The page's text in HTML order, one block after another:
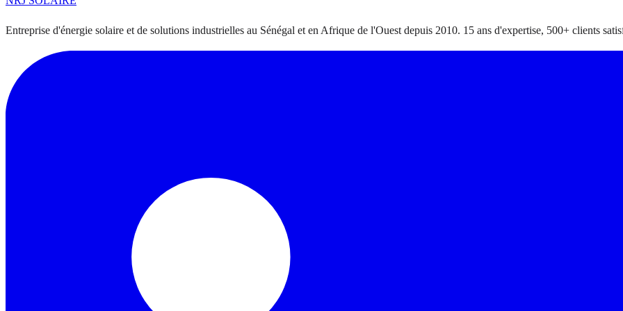
Entreprise d'énergie solaire et de solutions industrielles au Sénégal et en Afrique de l'Ouest depuis 2010. 15 ans d'expertise, 500+ clients